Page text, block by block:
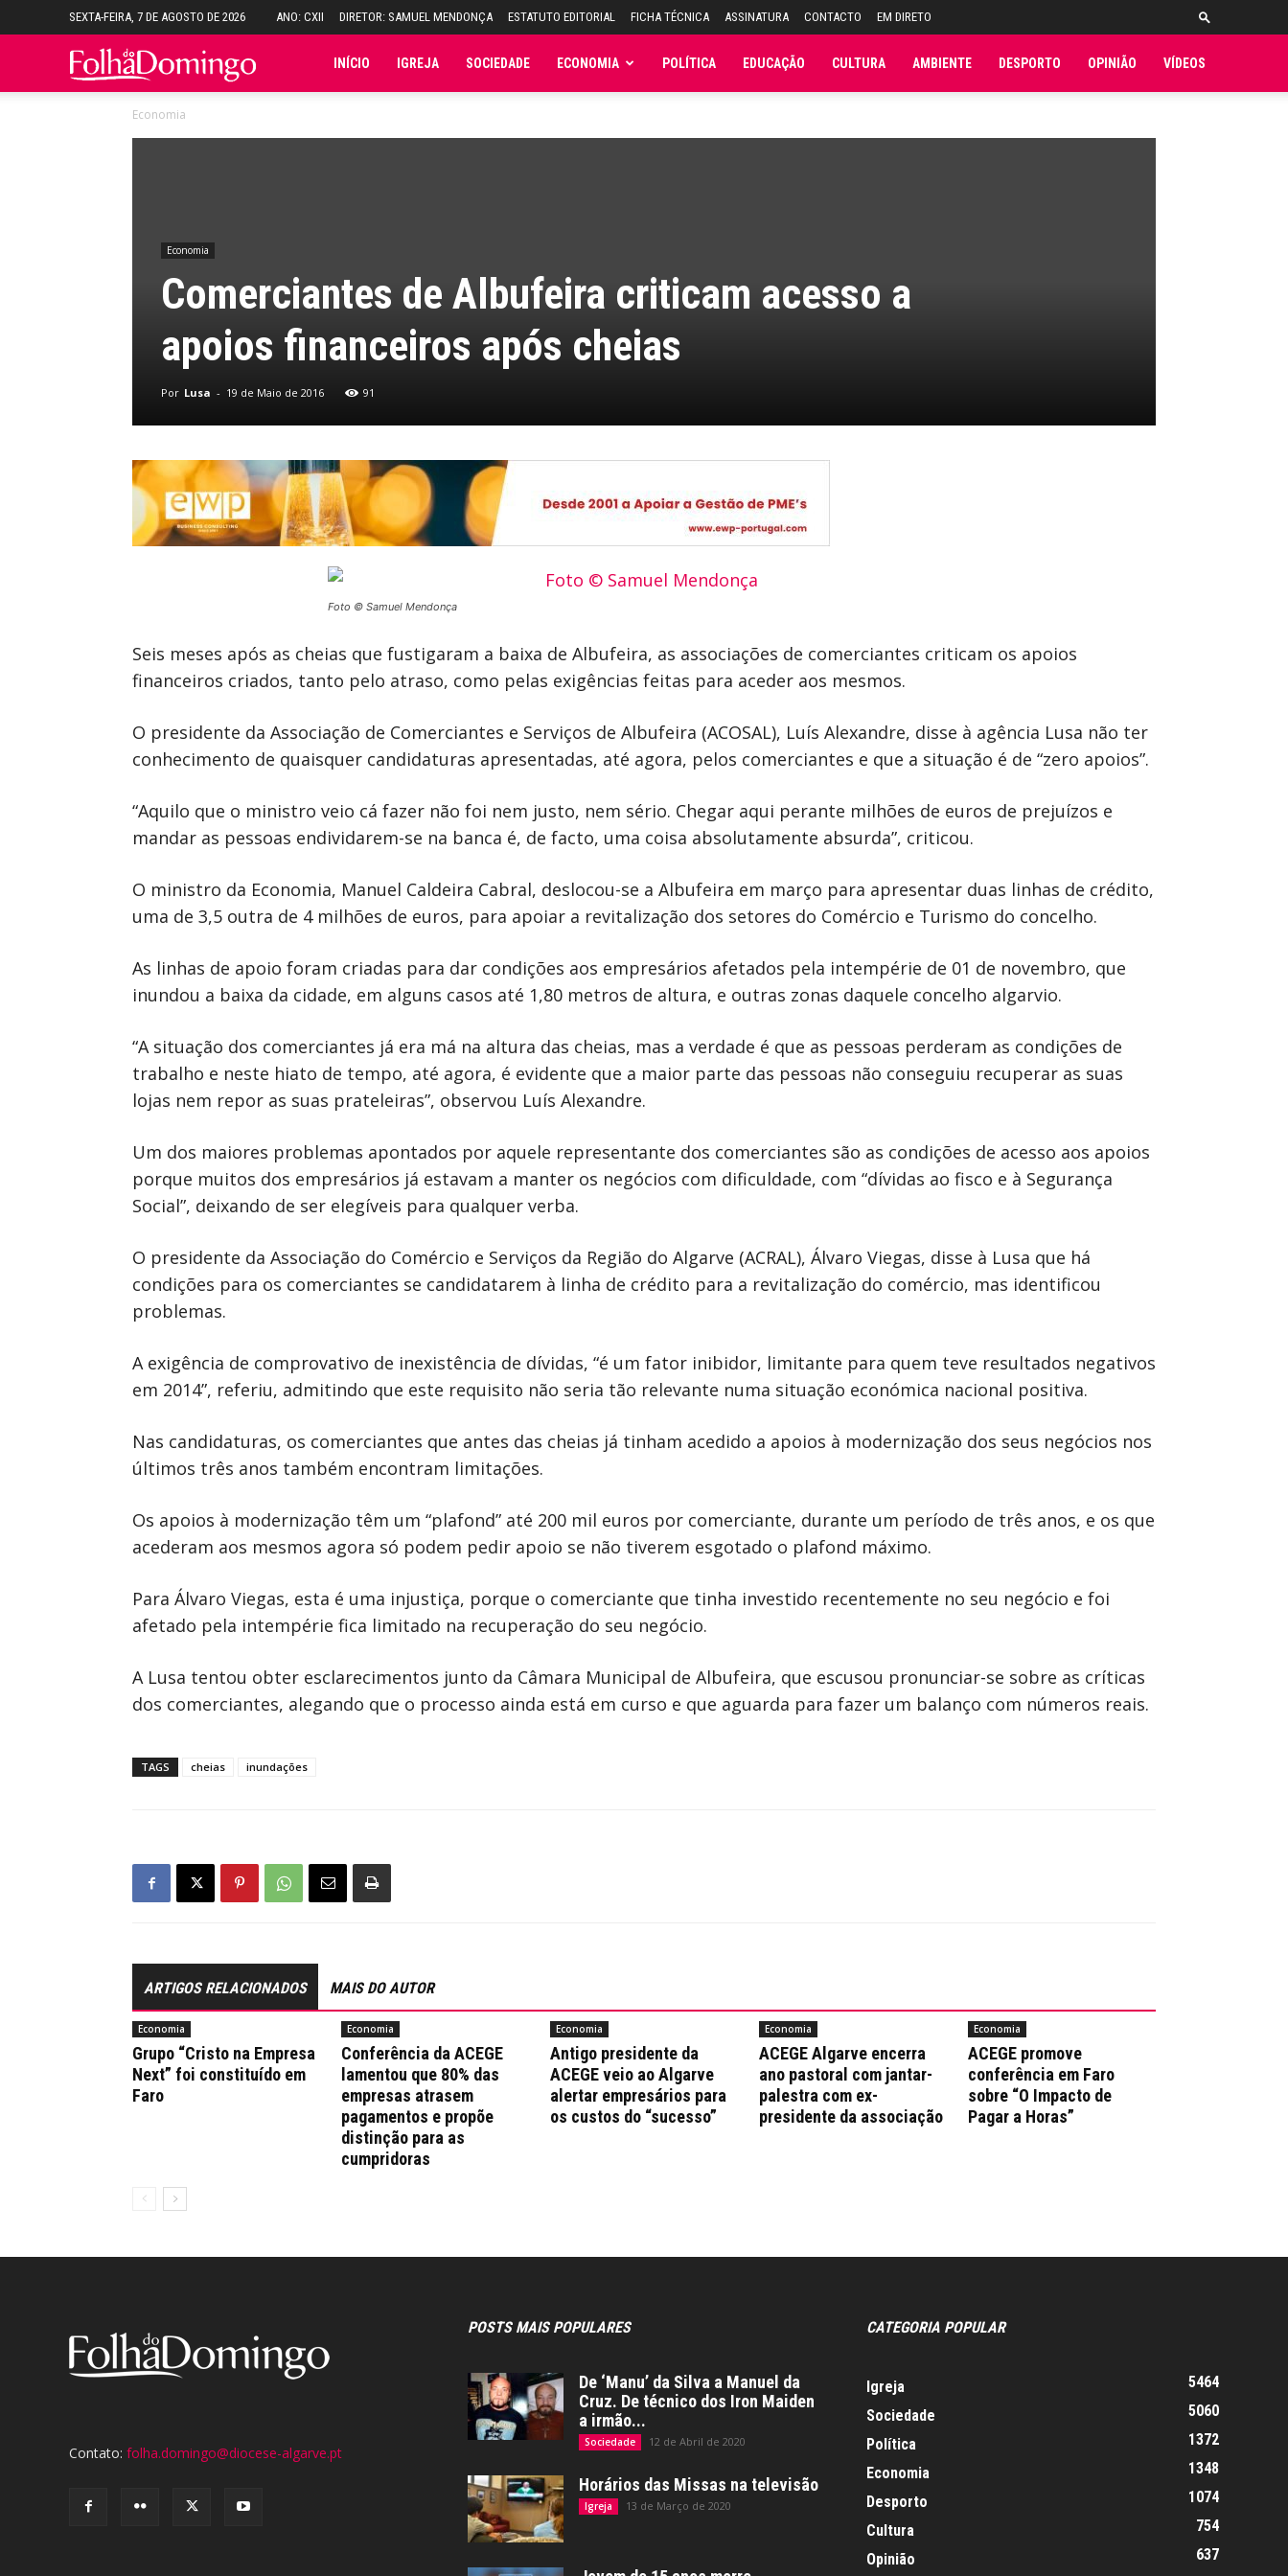
SEXTA-FEIRA, 7 DE AGOSTO DE 2026 ANO: CXII DIRETOR: SAMUEL MENDONÇA ESTATUTO EDITORIAL FICHA TÉCNICA ASSINATURA CONTACTO EM DIRETO
Folha INÍCIO IGREJA SOCIEDADE ECONOMIA POLÍTICA EDUCAÇÃO CULTURA AMBIENTE DESPORTO OPINIÃO VÍDEOS
Economia
Economia
Comerciantes de Albufeira criticam acesso a
apoios financeiros após cheias
Por Lusa - 19 de Maio de 2016 91
Foto © Samuel Mendonça
Seis meses após as cheias que fustigaram a baixa de Albufeira, as associações de comerciantes criticam os apoios
financeiros criados, tanto pelo atraso, como pelas exigências feitas para aceder aos mesmos.
O presidente da Associação de Comerciantes e Serviços de Albufeira (ACOSAL), Luís Alexandre, disse à agência Lusa não ter
conhecimento de quaisquer candidaturas apresentadas, até agora, pelos comerciantes e que a situação é de “zero apoios”.
“Aquilo que o ministro veio cá fazer não foi nem justo, nem sério. Chegar aqui perante milhões de euros de prejuízos e
mandar as pessoas endividarem-se na banca é, de facto, uma coisa absolutamente absurda”, criticou.
O ministro da Economia, Manuel Caldeira Cabral, deslocou-se a Albufeira em março para apresentar duas linhas de crédito,
uma de 3,5 outra de 4 milhões de euros, para apoiar a revitalização dos setores do Comércio e Turismo do concelho.
As linhas de apoio foram criadas para dar condições aos empresários afetados pela intempérie de 01 de novembro, que
inundou a baixa da cidade, em alguns casos até 1,80 metros de altura, e outras zonas daquele concelho algarvio.
“A situação dos comerciantes já era má na altura das cheias, mas a verdade é que as pessoas perderam as condições de
trabalho e neste hiato de tempo, até agora, é evidente que a maior parte das pessoas não conseguiu recuperar as suas
lojas nem repor as suas prateleiras”, observou Luís Alexandre.
Um dos maiores problemas apontados por aquele representante dos comerciantes são as condições de acesso aos apoios
porque muitos dos empresários já estavam a manter os negócios com dificuldade, com “dívidas ao fisco e à Segurança
Social”, deixando de ser elegíveis para qualquer verba.
O presidente da Associação do Comércio e Serviços da Região do Algarve (ACRAL), Álvaro Viegas, disse à Lusa que há
condições para os comerciantes se candidatarem à linha de crédito para a revitalização do comércio, mas identificou
problemas.
A exigência de comprovativo de inexistência de dívidas, “é um fator inibidor, limitante para quem teve resultados negativos
em 2014”, referiu, admitindo que este requisito não seria tão relevante numa situação económica nacional positiva.
Nas candidaturas, os comerciantes que antes das cheias já tinham acedido a apoios à modernização dos seus negócios nos
últimos três anos também encontram limitações.
Os apoios à modernização têm um “plafond” até 200 mil euros por comerciante, durante um período de três anos, e os que
acederam aos mesmos agora só podem pedir apoio se não tiverem esgotado o plafond máximo.
Para Álvaro Viegas, esta é uma injustiça, porque o comerciante que tinha investido recentemente no seu negócio e foi
afetado pela intempérie fica limitado na recuperação do seu negócio.
A Lusa tentou obter esclarecimentos junto da Câmara Municipal de Albufeira, que escusou pronunciar-se sobre as críticas
dos comerciantes, alegando que o processo ainda está em curso e que aguarda para fazer um balanço com números reais.
TAGS cheias inundações
ARTIGOS RELACIONADOS MAIS DO AUTOR
Economia
Grupo “Cristo na Empresa
Next” foi constituído em
Faro
Economia
Conferência da ACEGE
lamentou que 80% das
empresas atrasem
pagamentos e propõe
distinção para as
cumpridoras
Economia
Antigo presidente da
ACEGE veio ao Algarve
alertar empresários para
os custos do “sucesso”
Economia
ACEGE Algarve encerra
ano pastoral com jantar-
palestra com ex-
presidente da associação
Economia
ACEGE promove
conferência em Faro
sobre “O Impacto de
Pagar a Horas”
Contato: folha.domingo@diocese-algarve.pt
POSTS MAIS POPULARES
De ‘Manu’ da Silva a Manuel da
Cruz. De técnico dos Iron Maiden
a irmão...
Sociedade 12 de Abril de 2020
Horários das Missas na televisão
Igreja 13 de Março de 2020
CATEGORIA POPULAR
Igreja
5464
Sociedade
5060
Política
1372
Economia
1348
Desporto
1074
Cultura
754
Opinião
637